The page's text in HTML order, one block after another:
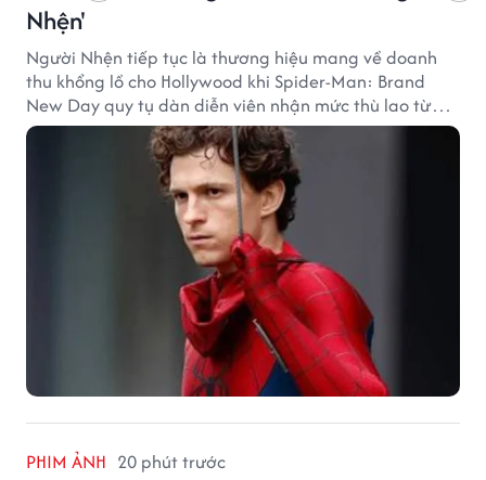
Nhện'
Người Nhện tiếp tục là thương hiệu mang về doanh
thu khổng lồ cho Hollywood khi Spider-Man: Brand
New Day quy tụ dàn diễn viên nhận mức thù lao từ
hàng chục đến hàng trăm tỷ đồng. Thành công phòng
vé của bộ phim cũng giúp nhiều ngôi sao sở hữu khoản
thu nhập đáng mơ ước.
PHIM ẢNH 20 phút trước